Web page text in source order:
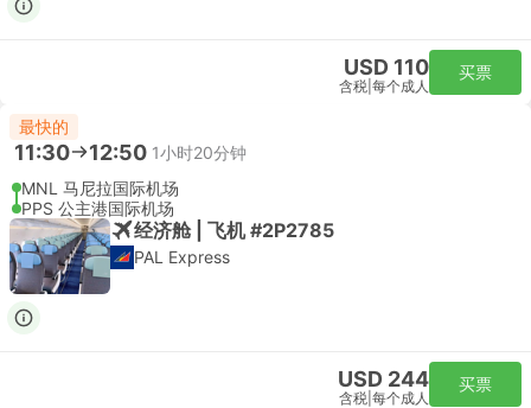
USD 110
含税 每个成人
买票
最快的
11:30 12:50 1小时20分钟
MNL 马尼拉国际机场
PPS 公主港国际机场
经济舱 | 飞机 #2P2785
PAL Express
USD 244
含税 每个成人
买票